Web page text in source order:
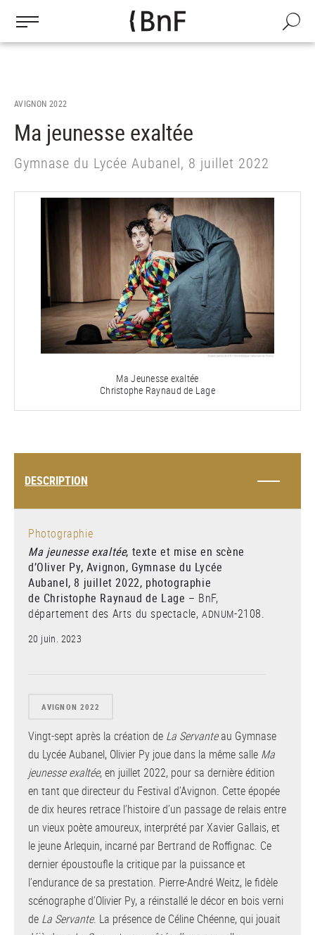
contenu
Recherche
AVIGNON 2022
Ma jeunesse exaltée
Gymnase du Lycée Aubanel, 8 juillet 2022
Ma Jeunesse exaltée
Christophe Raynaud de Lage
DESCRIPTION
Photographie
Ma jeunesse exaltée, texte et mise en scène
d’Oliver Py, Avignon, Gymnase du Lycée
Aubanel, 8 juillet 2022, photographie
de Christophe Raynaud de Lage – BnF,
département des Arts du spectacle,ADNUM-2108.
20 juin. 2023
AVIGNON 2022
Vingt-sept après la création de La Servanteau Gymnase
du Lycée Aubanel, Olivier Py joue dans la même salle Ma
jeunesse exaltée, en juillet 2022, pour sa dernière édition
en tant que directeur du Festival d’Avignon. Cette épopée
de dix heures retrace l’histoire d’un passage de relais entre
un vieux poète amoureux, interprété par Xavier Gallais, et
le jeune Arlequin, incarné par Bertrand de Roffignac. Ce
dernier époustoufle la critique par la puissance et
l’endurance de sa prestation. Pierre-André Weitz, le fidèle
scénographe d’Olivier Py, a réinstallé le décor en bois verni
de La Servante. La présence de Céline Chéenne, qui jouait